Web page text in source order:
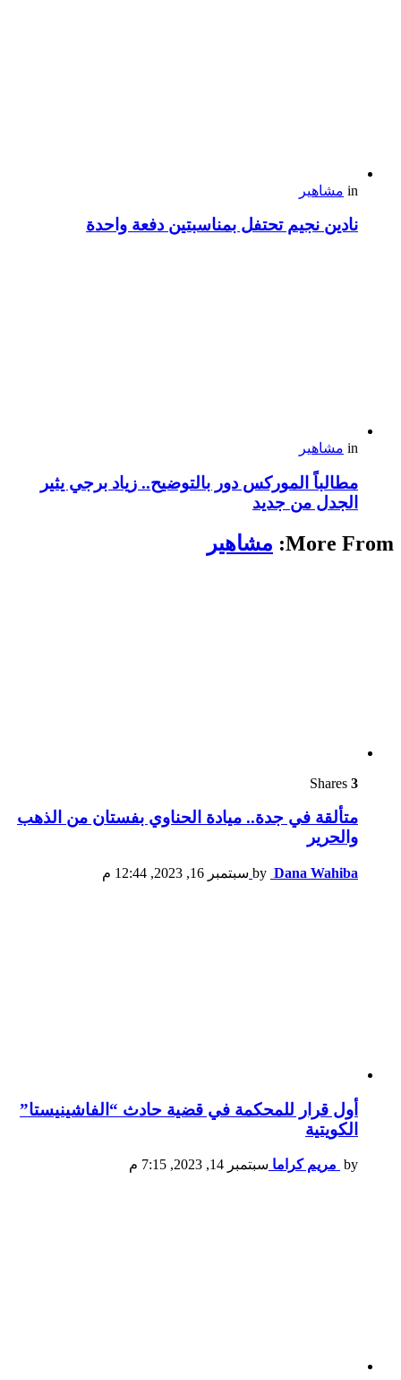
in مشاهير
نادين نجيم تحتفل بمناسبتين دفعة واحدة
in مشاهير
مطالباً الموركس دور بالتوضيح.. زياد برجي يثير
الجدل من جديد
More From: مشاهير
3
متألقة في جدة.. ميادة الحناوي بفستان من الذهب
والحرير
by Dana Wahiba سبتمبر 16, 2023, 12:44 م
أول قرار للمحكمة في قضية حادث “الفاشينيستا”
الكويتية
by مريم كراما سبتمبر 14, 2023, 7:15 م